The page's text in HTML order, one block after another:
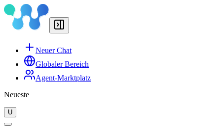
Neuer Chat
Globaler Bereich
Agent-Marktplatz
Neueste
U